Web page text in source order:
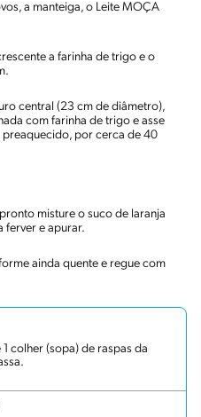
a manteiga, o Leite MOÇA
a farinha de trigo e o
central (23 cm de diâmetro),
com farinha de trigo e asse
por cerca de 40
misture o suco de laranja
ferver e apurar.
ainda quente e regue com
colher (sopa) de raspas da